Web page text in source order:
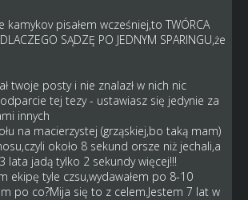
kamykov pisałem wcześniej,to TWÓRCA
SĄDZĘ PO JEDNYM SPARINGU,że
twoje posty i nie znalazł w nich nic
tej tezy - ustawiasz się jedynie za
innych
na macierzystej (grząskiej,bo taką mam)
około 8 sekund orsze niż jechali,a
lata jadą tylko 2 sekundy więcej!!!
ekipę tyle czsu,wydawałem po 8-10
po co?Mija się to z celem.Jestem 7 lat w